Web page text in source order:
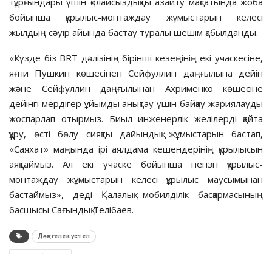
бойынша құрылыс-монтаждау жұмыстарын келесі
жылдың сәуір айында бастау туралы шешім қабылданды.
«Күзде біз BRT дәлізінің бірінші кезеңінің екі учаскесіне,
яғни Пушкин көшесінен Сейфуллин даңғылына дейін
және Сейфуллин даңғылынан Ахрименко көшесіне
дейінгі мердігер ұйымды анықтау үшін байқау жариялауды
жоспарлап отырмыз. Биыл инженерлік желілерді қайта
құру, өсті бөлу сияқты дайындық жұмыстарын бастап,
«Саяхат» маңында ірі аялдама кешендерінің құрылысын
аяқтаймыз. Ал екі учаске бойынша негізгі құрылыс-
монтаждау жұмыстарын келесі құрылыс маусымынан
бастаймыз», деді Қалалық мобилділік басқармасының
басшысы Сағындық Телібаев.
Дөңгелек үстел